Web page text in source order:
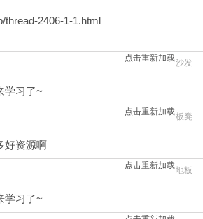
thread-2406-1-1.html
点击重新加载沙发
学习了~
点击重新加载板凳
好资源啊
点击重新加载地板
学习了~